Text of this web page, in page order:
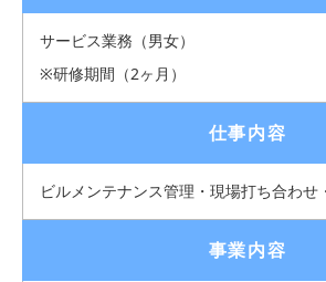
サービス業務（男女）
※研修期間（2ヶ月）
仕事内容
ビルメンテナンス管理・現場打ち合わせ
事業内容